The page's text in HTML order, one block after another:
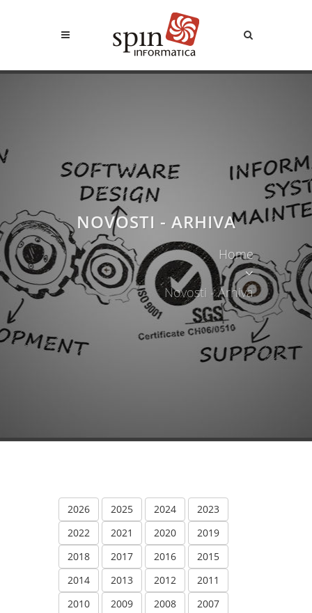
NOVOSTI - ARHIVA
Home
Novosti - Arhiva
2026 2025 2024
2023
2022
2021 2020
2019
2018
2017 2016
2015
2014
2013 2012
2011
2010
2009 2008
2007